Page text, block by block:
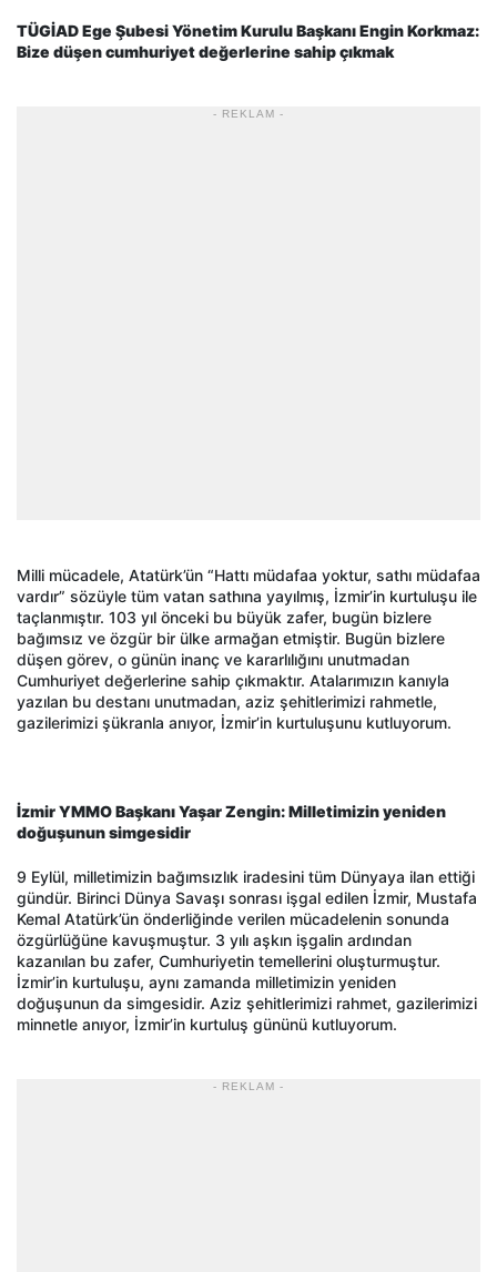
TÜGİAD Ege Şubesi Yönetim Kurulu Başkanı Engin Korkmaz:
Bize düşen cumhuriyet değerlerine sahip çıkmak
- REKLAM -
Milli mücadele, Atatürk’ün “Hattı müdafaa yoktur, sathı müdafaa
vardır” sözüyle tüm vatan sathına yayılmış, İzmir’in kurtuluşu ile
taçlanmıştır. 103 yıl önceki bu büyük zafer, bugün bizlere
bağımsız ve özgür bir ülke armağan etmiştir. Bugün bizlere
düşen görev, o günün inanç ve kararlılığını unutmadan
Cumhuriyet değerlerine sahip çıkmaktır. Atalarımızın kanıyla
yazılan bu destanı unutmadan, aziz şehitlerimizi rahmetle,
gazilerimizi şükranla anıyor, İzmir’in kurtuluşunu kutluyorum.
İzmir YMMO Başkanı Yaşar Zengin: Milletimizin yeniden
doğuşunun simgesidir
9 Eylül, milletimizin bağımsızlık iradesini tüm Dünyaya ilan ettiği
gündür. Birinci Dünya Savaşı sonrası işgal edilen İzmir, Mustafa
Kemal Atatürk’ün önderliğinde verilen mücadelenin sonunda
özgürlüğüne kavuşmuştur. 3 yılı aşkın işgalin ardından
kazanılan bu zafer, Cumhuriyetin temellerini oluşturmuştur.
İzmir’in kurtuluşu, aynı zamanda milletimizin yeniden
doğuşunun da simgesidir. Aziz şehitlerimizi rahmet, gazilerimizi
minnetle anıyor, İzmir’in kurtuluş gününü kutluyorum.
- REKLAM -